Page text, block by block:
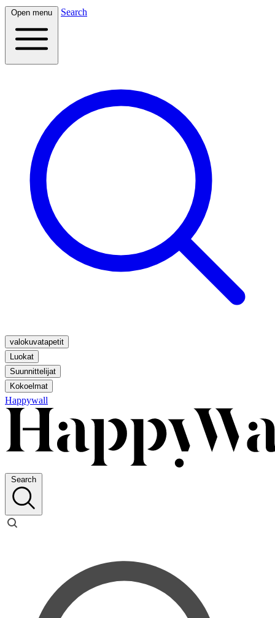
Open menu Search
valokuvatapetit
Luokat
Suunnittelijat
Kokoelmat
Happywall
Search